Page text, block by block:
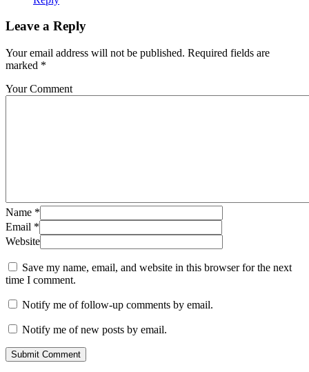
Leave a Reply
Your email address will not be published. Required fields are
marked *
Your Comment
Name *
Email *
Website
Save my name, email, and website in this browser for the next
time I comment.
Notify me of follow-up comments by email.
Notify me of new posts by email.